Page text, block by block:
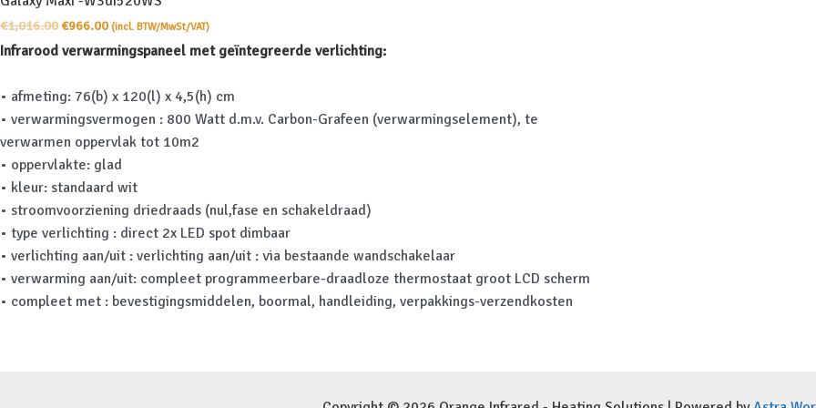
€1,016.00Oorspronkelijke
was:
€966.00Huidige
prijs
is:
(incl. BTW/MwSt/VAT)
Infrarood verwarmingspaneel met geïntegreerde verlichting:
• afmeting: 76(b) x 120(l) x 4,5(h) cm
• verwarmingsvermogen : 800 Watt d.m.v. Carbon-Grafeen (verwarmingselement), te
verwarmen oppervlak tot 10m2
• oppervlakte: glad
• kleur: standaard wit
• stroomvoorziening driedraads (nul,fase en schakeldraad)
• type verlichting : direct 2x LED spot dimbaar
• verlichting aan/uit : verlichting aan/uit : via bestaande wandschakelaar
• verwarming aan/uit: compleet programmeerbare-draadloze thermostaat groot LCD scherm
• compleet met : bevestigingsmiddelen, boormal, handleiding, verpakkings-verzendkosten